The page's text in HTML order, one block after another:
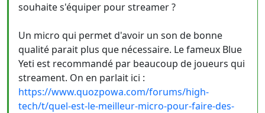
souhaite s'équiper pour streamer ?
Un micro qui permet d'avoir un son de bonne
qualité parait plus que nécessaire. Le fameux Blue
Yeti est recommandé par beaucoup de joueurs qui
streament. On en parlait ici :
https://www.quozpowa.com/forums/high-
tech/t/quel-est-le-meilleur-micro-pour-faire-des-